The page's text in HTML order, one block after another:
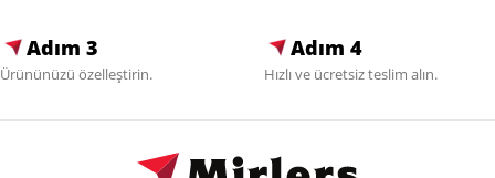
Adım 3
Ürününüzü özelleştirin.
Adım 4
Hızlı ve ücretsiz teslim alın.